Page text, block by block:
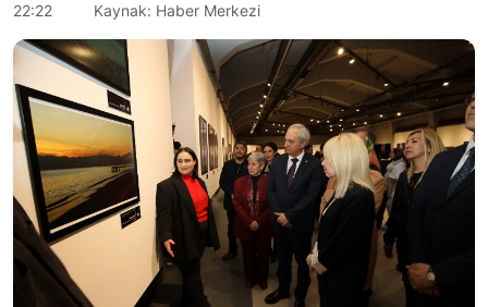
22:22
Kaynak: Haber Merkezi